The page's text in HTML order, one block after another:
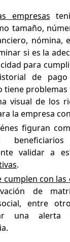
empresas
tamaño,
nómina,
si es la
para
de
tiene
visual de los
la empresa
figuran
validar a
.
con las
de
entre
una alerta